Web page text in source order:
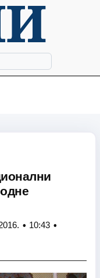
• 10:43 •